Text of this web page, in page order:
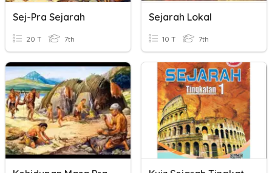
Sej-Pra Sejarah
20 T 7th
Sejarah Lokal
10 T 7th